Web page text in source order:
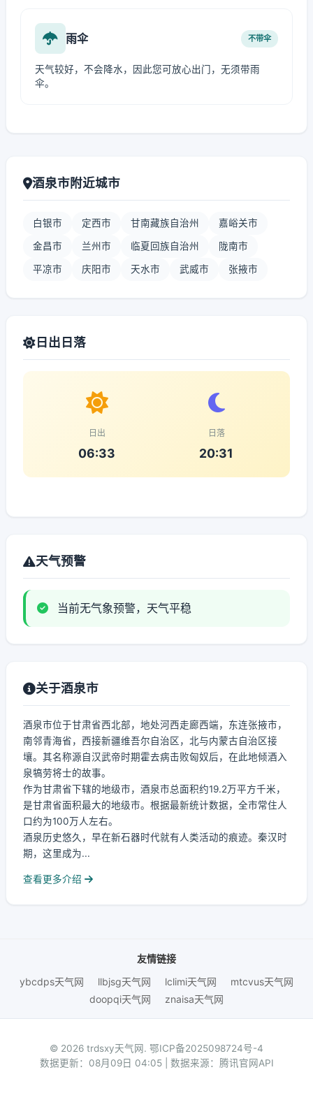
雨伞 不带伞
天气较好，不会降水，因此您可放心出门，无须带雨
伞。
酒泉市附近城市
白银市 定西市 甘南藏族自治州 嘉峪关市
金昌市 兰州市 临夏回族自治州 陇南市
平凉市 庆阳市 天水市 武威市 张掖市
日出日落
日出
06:33
日落
20:31
天气预警
当前无气象预警，天气平稳
关于酒泉市
酒泉市位于甘肃省西北部，地处河西走廊西端，东连张掖市，
南邻青海省，西接新疆维吾尔自治区，北与内蒙古自治区接
壤。其名称源自汉武帝时期霍去病击败匈奴后，在此地倾酒入
泉犒劳将士的故事。
作为甘肃省下辖的地级市，酒泉市总面积约19.2万平方千米，
是甘肃省面积最大的地级市。根据最新统计数据，全市常住人
口约为100万人左右。
酒泉历史悠久，早在新石器时代就有人类活动的痕迹。秦汉时
期，这里成为...
查看更多介绍
友情链接
ybcdps天气网
llbjsg天气网 lclimi天气网
mtcvus天气网
doopqi天气网
znaisa天气网
© 2026 trdsxy天气网. 鄂ICP备2025098724号-4
数据更新：08月09日 04:05 | 数据来源：腾讯官网API